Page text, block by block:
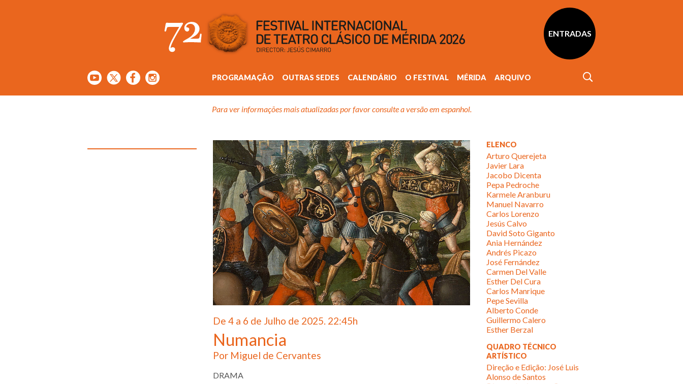
ENTRADAS
PROGRAMAÇÃO OUTRAS SEDES CALENDÁRIO O FESTIVAL MÉRIDA ARQUIVO
Para ver informações mais atualizadas por favor consulte a versão em espanhol.
De 4 a 6 de Julho de 2025. 22:45h
Numancia
Por Miguel de Cervantes
DRAMA
ELENCO
Arturo Querejeta
Javier Lara
Jacobo Dicenta
Pepa Pedroche
Karmele Aranburu
Manuel Navarro
Carlos Lorenzo
Jesús Calvo
David Soto Giganto
Ania Hernández
Andrés Picazo
José Fernández
Carmen Del Valle
Esther Del Cura
Carlos Manrique
Pepe Sevilla
Alberto Conde
Guillermo Calero
Esther Berzal
QUADRO TÉCNICO
ARTÍSTICO
Direção e Edição: José Luis
Alonso de Santos